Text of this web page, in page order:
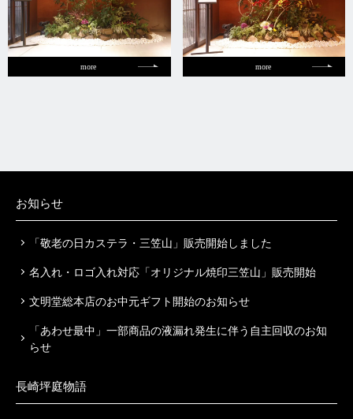
more more
お知らせ
「敬老の日カステラ・三笠山」販売開始しました
名入れ・ロゴ入れ対応「オリジナル焼印三笠山」販売開始
文明堂総本店のお中元ギフト開始のお知らせ
「あわせ最中」一部商品の液漏れ発生に伴う自主回収のお知
らせ
長崎坪庭物語